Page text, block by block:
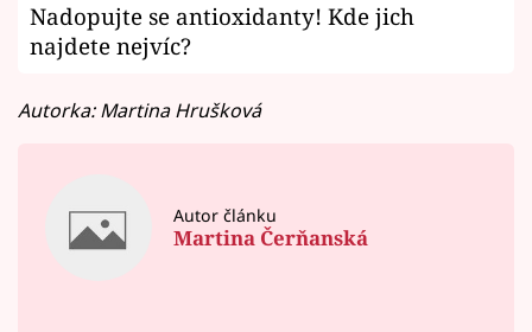
Nadopujte se antioxidanty! Kde jich
najdete nejvíc?
Autorka: Martina Hrušková
Autor článku
Martina Čerňanská